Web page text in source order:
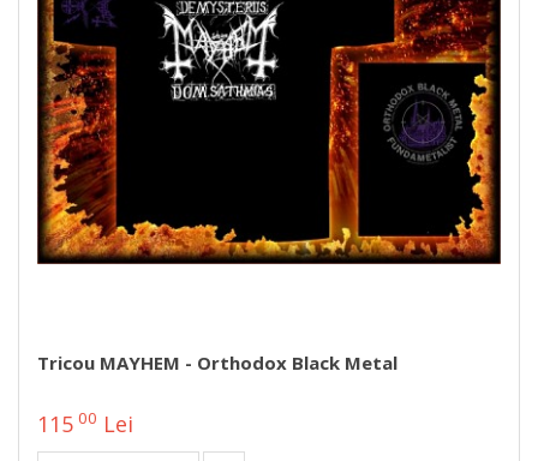
Tricou MAYHEM - Orthodox Black Metal
115 00 Lei